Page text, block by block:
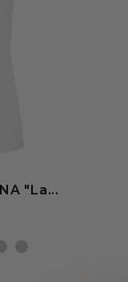
"La...